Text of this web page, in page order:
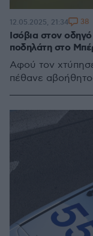
Ισόβια στον
ποδηλάτη στo
Αφού τον
πέθανε
12.05.2025, 21:34 38